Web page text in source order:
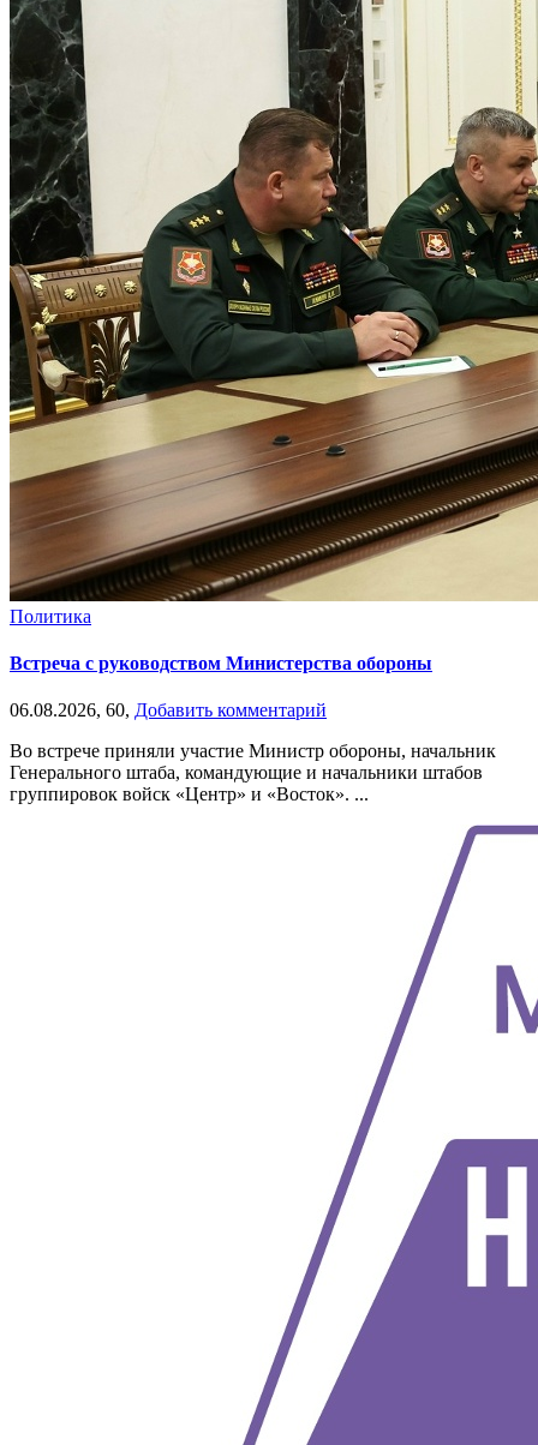
Политика
Встреча с руководством Министерства обороны
06.08.2026, 60, Добавить комментарий
Во встрече приняли участие Министр обороны, начальник
Генерального штаба, командующие и начальники штабов
группировок войск «Центр» и «Восток». ...